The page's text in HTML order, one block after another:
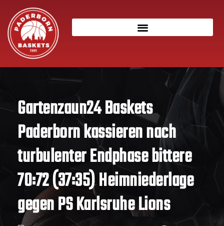
Gartenzaun24 Baskets
Paderborn kassieren nach
turbulenter Endphase bittere
70:72 (37:35) Heimniederlage
gegen PS Karlsruhe Lions